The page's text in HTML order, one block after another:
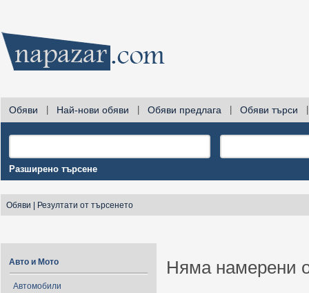
Обяви Най-нови обяви Обяви предлага Обяви търси
Разширено търсене
Обяви Резултати от търсенето
Авто и Мото
Автомобили
Няма намерени